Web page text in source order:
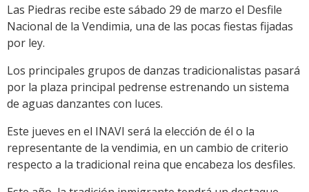
Link
Las Piedras recibe este sábado 29 de marzo el Desfile
Nacional de la Vendimia, una de las pocas fiestas fijadas
por ley.
Los principales grupos de danzas tradicionalistas pasará
por la plaza principal pedrense estrenando un sistema
de aguas danzantes con luces.
Este jueves en el INAVI será la elección de él o la
representante de la vendimia, en un cambio de criterio
respecto a la tradicional reina que encabeza los desfiles.